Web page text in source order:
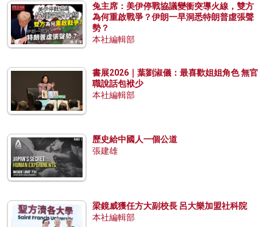
兔主席：美伊停戰協議變衝突導火線，雙方
為何重啟戰爭？伊朗一早洞悉特朗普虛張聲
勢？
本社編輯部
書展2026｜葉劉淑儀：最喜歡姐姐角色 無官
職說話包袱少
本社編輯部
歷史給中國人一個公道
張建雄
梁鏡威獲任方大副校長 呂大樂加盟社科院
本社編輯部